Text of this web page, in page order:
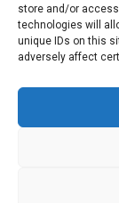
store and/or
technologies will
unique IDs on this
adversely affect